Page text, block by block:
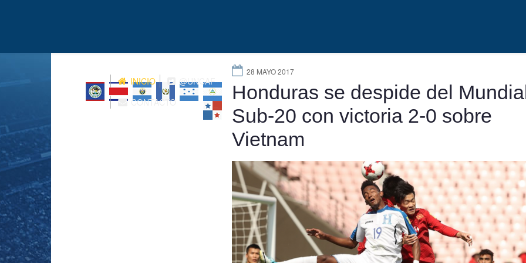
INICIO
@UNCAF
CONTACTO
28 MAYO 2017
Honduras se despide del
Sub-20 con victoria 2-0 sobre
Vietnam